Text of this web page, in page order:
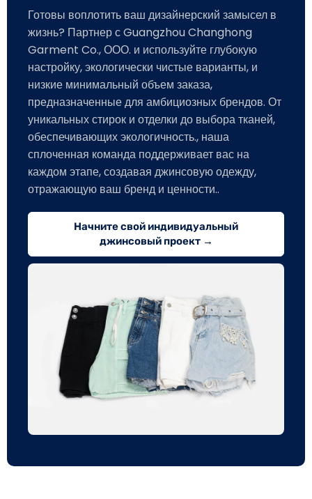
Готовы воплотить ваш дизайнерский замысел в
жизнь? Партнер с Guangzhou Changhong
Garment Co., ООО. и используйте глубокую
настройку, экологически чистые варианты, и
низкие минимальный объем заказа,
предназначенные для амбициозных брендов. От
уникальных стирок и отделки до выбора тканей,
обеспечивающих экологичность., наша
сплоченная команда поддерживает вас на
каждом этапе, создавая джинсовую одежду,
отражающую ваш бренд и ценности..
Начните свой индивидуальный
джинсовый проект →